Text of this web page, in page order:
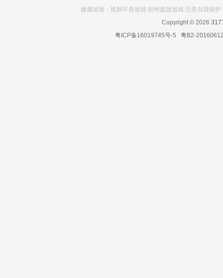
健康游戏：抵制不良游戏 拒绝盗版游戏 注意自我保
Copyright © 2026
粤ICP备16019745号-5 粤B2-